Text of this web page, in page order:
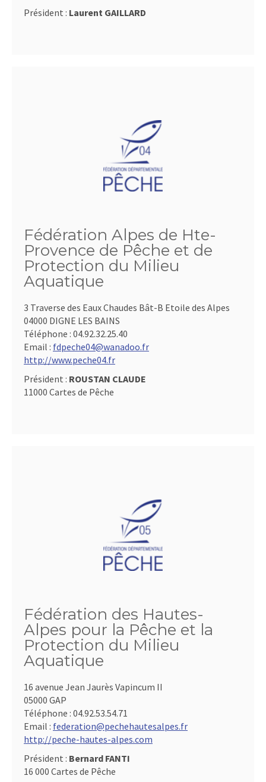
Président : Laurent GAILLARD
Fédération Alpes de Hte-
Provence de Pêche et de
Protection du Milieu
Aquatique
3 Traverse des Eaux Chaudes Bât-B Etoile des Alpes
04000 DIGNE LES BAINS
Téléphone : 04.92.32.25.40
Email : fdpeche04@wanadoo.fr
http://www.peche04.fr
Président : ROUSTAN CLAUDE
11000 Cartes de Pêche
Fédération des Hautes-
Alpes pour la Pêche et la
Protection du Milieu
Aquatique
16 avenue Jean Jaurès Vapincum II
05000 GAP
Téléphone : 04.92.53.54.71
Email : federation@pechehautesalpes.fr
http://peche-hautes-alpes.com
Président : Bernard FANTI
16 000 Cartes de Pêche